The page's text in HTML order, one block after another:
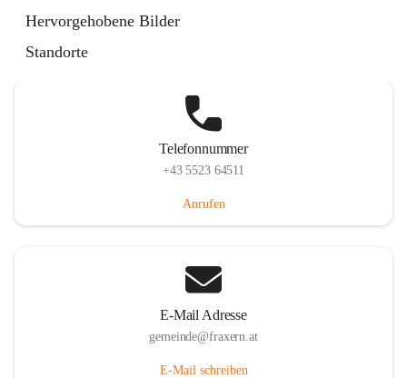
Hervorgehobene Bilder
Standorte
Telefonnummer
+43 5523 64511
Anrufen
E-Mail Adresse
gemeinde@fraxern.at
E-Mail schreiben